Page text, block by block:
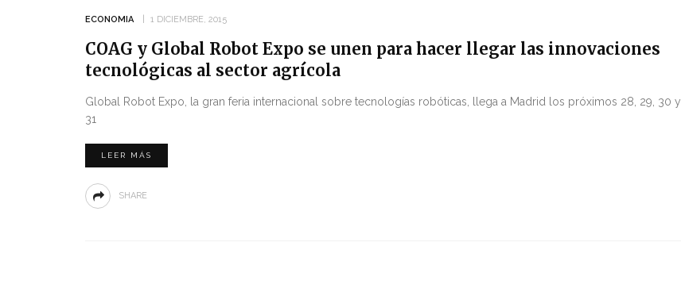
ECONOMIA 1 DICIEMBRE, 2015
COAG y Global Robot Expo se unen para hacer llegar las innovaciones
tecnológicas al sector agrícola
Global Robot Expo, la gran feria internacional sobre tecnologías robóticas, llega a Madrid los próximos 28, 29, 30 y
31
LEER MÁS
SHARE